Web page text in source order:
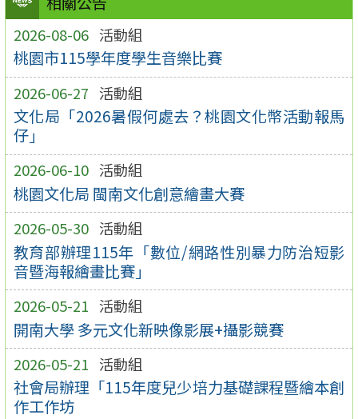
2026-08-06 活動組
桃園市115學年度學生音樂比賽
2026-06-27 活動組
文化局「2026暑假何處去？桃園文化幣活動報馬
仔」
2026-06-10 活動組
桃園文化局 閩南文化創意繪畫大賽
2026-05-30 活動組
教育部辦理115年「數位/網路性別暴力防治短影
音暨海報繪畫比賽」
2026-05-21 活動組
開南大學 多元文化新映像影展+攝影競賽
2026-05-21 活動組
社會局辦理「115年度兒少培力基礎課程暨繪本創
作工作坊